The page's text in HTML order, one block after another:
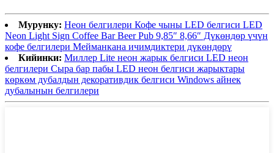
Мурунку: Неон белгилери Кофе чыны LED белгиси LED
Neon Light Sign Coffee Bar Beer Pub 9,85″ 8,66″ Дүкөндөр үчүн
кофе белгилери Мейманкана ичимдиктери дүкөндөрү
Кийинки: Миллер Lite неон жарык белгиси LED неон
белгилери Сыра бар пабы LED неон белгиси жарыктары
көркөм дубалдын декоративдик белгиси Windows айнек
дубалынын белгилери